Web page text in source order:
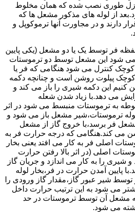
طوری نصب شده که همان مخلوط
از لوله های مذکور مشعل ها که
و در مجاورت آنها ترموکوپل و
فر توسط یک یا دو مشعل (یکی پایین
می شود این مشعل توسط دو ترموستات
کوچک کنترل می شود هنگامی که فر یا
پیلوت روشن است و چنانچه دکمه
کنیم این دکمه شیری را باز می کند و
می دهد.با زیاد شدن شعله
به ترموستات منبسط می شود در اثر
ترموستات،شیر مشعل باز می شود و
فر برسد،با خروج گاز از مشعل
می کند.هنگامی که درجه حرارت فر به
اصلی فر به کار می افتد یعنی بخار
اصلی (در اثر بالا رفتن حرارت
را به کار می اندازد و جریان گاز
پایین آمدن حرارت در فر،بخار لوله
شیر عبور گاز،مقدار گاز ورودی را
می شود به این ترتیب حرارت داخل
مشعل آن توسط ترموستات در حد
می شود.